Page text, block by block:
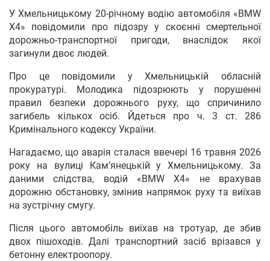
У Хмельницькому 20-річному водію автомобіля «BMW
X4» повідомили про підозру у скоєнні смертельної
дорожньо-транспортної пригоди, внаслідок якої
загинули двоє людей.
Про це повідомили у Хмельницькій обласній
прокуратурі. Молодика підозрюють у порушенні
правил безпеки дорожнього руху, що спричинило
загибель кількох осіб. Йдеться про ч. 3 ст. 286
Кримінального кодексу України.
Нагадаємо, що аварія сталася ввечері 16 травня 2026
року на вулиці Кам’янецькій у Хмельницькому. За
даними слідства, водій «BMW X4» не врахував
дорожню обстановку, змінив напрямок руху та виїхав
на зустрічну смугу.
Після цього автомобіль виїхав на тротуар, де збив
двох пішоходів. Далі транспортний засіб врізався у
бетонну електроопору.